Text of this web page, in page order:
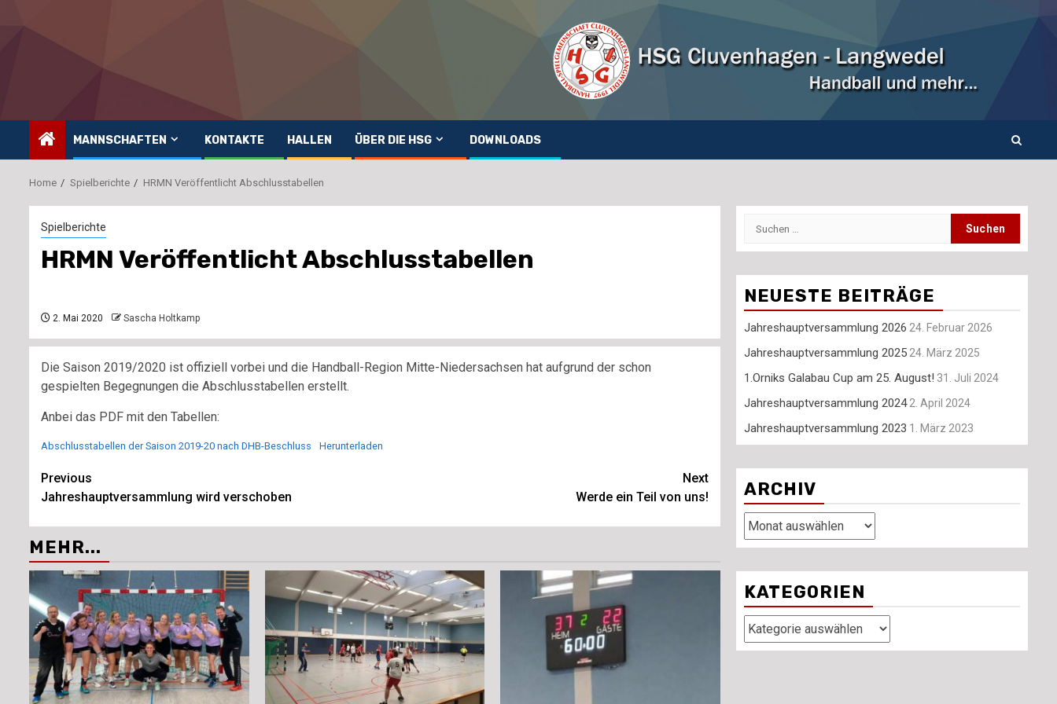
MANNSCHAFTEN KONTAKTE HALLEN ÜBER DIE HSG DOWNLOADS
Home Spielberichte HRMN Veröffentlicht Abschlusstabellen
Spielberichte
HRMN Veröffentlicht Abschlusstabellen
2. Mai 2020 Sascha Holtkamp
Die Saison 2019/2020 ist offiziell vorbei und die Handball-Region Mitte-Niedersachsen hat aufgrund der schon
gespielten Begegnungen die Abschlusstabellen erstellt.
Anbei das PDF mit den Tabellen:
Abschlusstabellen der Saison 2019-20 nach DHB-Beschluss Herunterladen
Continue
Reading
Previous
Jahreshauptversammlung wird verschoben
Next
Werde ein Teil von uns!
MEHR...
Suchen
NEUESTE BEITRÄGE
Jahreshauptversammlung 2026 24. Februar 2026
Jahreshauptversammlung 2025 24. März 2025
1.Orniks Galabau Cup am 25. August! 31. Juli 2024
Jahreshauptversammlung 2024 2. April 2024
Jahreshauptversammlung 2023 1. März 2023
ARCHIV
Archiv
KATEGORIEN
Kategorien